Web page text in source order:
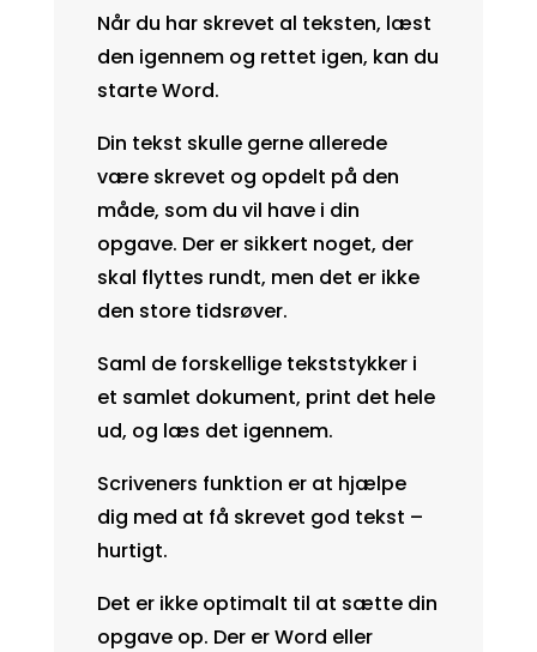
Når du har skrevet al teksten, læst
den igennem og rettet igen, kan du
starte Word.
Din tekst skulle gerne allerede
være skrevet og opdelt på den
måde, som du vil have i din
opgave. Der er sikkert noget, der
skal flyttes rundt, men det er ikke
den store tidsrøver.
Saml de forskellige tekststykker i
et samlet dokument, print det hele
ud, og læs det igennem.
Scriveners funktion er at hjælpe
dig med at få skrevet god tekst –
hurtigt.
Det er ikke optimalt til at sætte din
opgave op. Der er Word eller